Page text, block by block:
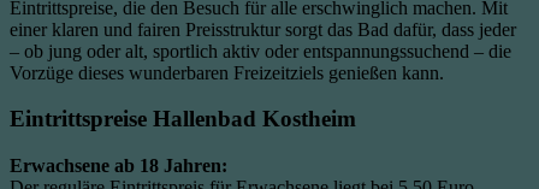
Eintrittspreise, die den Besuch für alle erschwinglich machen. Mit
einer klaren und fairen Preisstruktur sorgt das Bad dafür, dass jeder
– ob jung oder alt, sportlich aktiv oder entspannungssuchend – die
Vorzüge dieses wunderbaren Freizeitziels genießen kann.
Eintrittspreise Hallenbad Kostheim
Erwachsene ab 18 Jahren: